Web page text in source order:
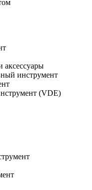
аксессуары
инструмент
(VDE)